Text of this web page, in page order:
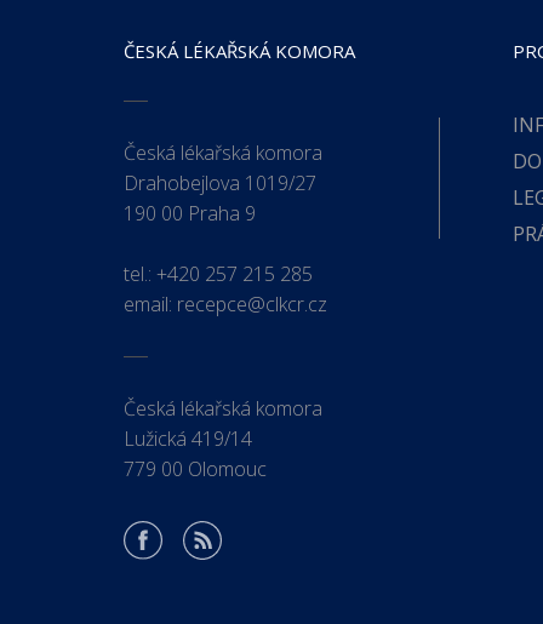
ČESKÁ LÉKAŘSKÁ KOMORA
Česká lékařská komora
Drahobejlova 1019/27
190 00 Praha 9
tel.: +420 257 215 285
email: recepce@clkcr.cz
Česká lékařská komora
Lužická 419/14
779 00 Olomouc